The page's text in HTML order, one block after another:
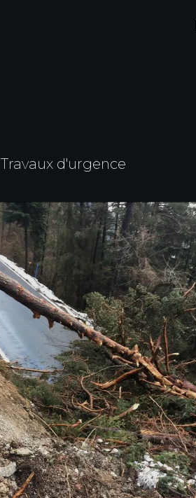
Travaux d'urgence